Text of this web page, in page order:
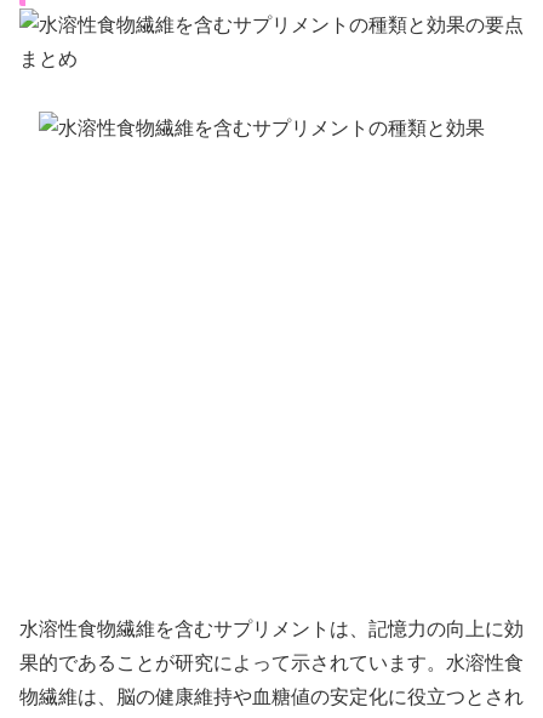
水溶性食物繊維を含むサプリメントは、記憶力の向上に効
果的であることが研究によって示されています。水溶性食
物繊維は、脳の健康維持や血糖値の安定化に役立つとされ